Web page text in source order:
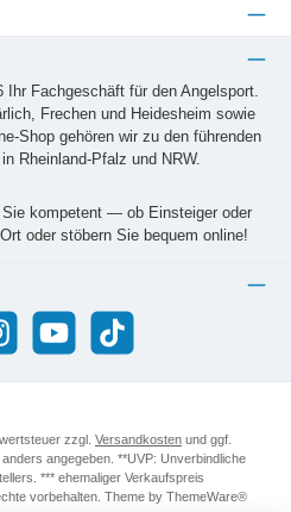
Fachgeschäft für den Angelsport.
Frechen und Heidesheim sowie
Shop gehören wir zu den führenden
Rheinland-Pfalz und NRW.
Sie kompetent — ob Einsteiger oder
oder stöbern Sie bequem online!
YouTube TikTok
zzgl. Versandkosten und ggf.
angegeben. **UVP: Unverbindliche
*** ehemaliger Verkaufspreis
vorbehalten. Theme by ThemeWare®